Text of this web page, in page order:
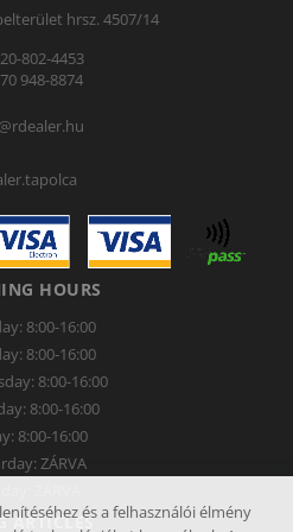
hrsz. 4507/14
802-4453
948-8874
HOURS
8:00-16:00
8:00-16:00
8:00-16:00
8:00-16:00
8:00-16:00
ZÁRVA
ARTICLESés a felhasználói élmény